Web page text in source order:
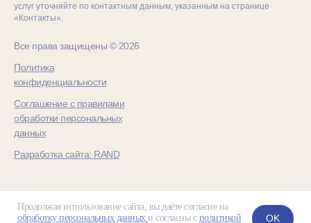
Продолжая использование сайта, вы даёте согласие на
обработку персональных данных и согласны с политикой OK
услуг уточняйте по контактным данным, указанным на странице
«Контакты».
Все права защищены © 2026
Политика
конфиденциальности
Соглашение с правилами
обработки персональных
данных
Разработка сайта: RAND